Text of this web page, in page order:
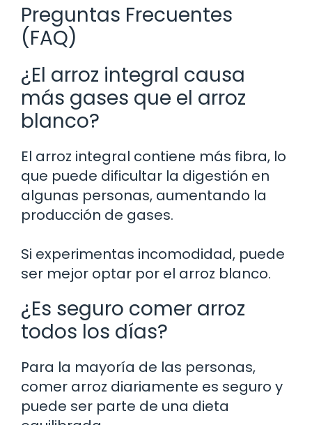
Preguntas Frecuentes
(FAQ)
¿El arroz integral causa
más gases que el arroz
blanco?
El arroz integral contiene más fibra, lo
que puede dificultar la digestión en
algunas personas, aumentando la
producción de gases.
Si experimentas incomodidad, puede
ser mejor optar por el arroz blanco.
¿Es seguro comer arroz
todos los días?
Para la mayoría de las personas,
comer arroz diariamente es seguro y
puede ser parte de una dieta